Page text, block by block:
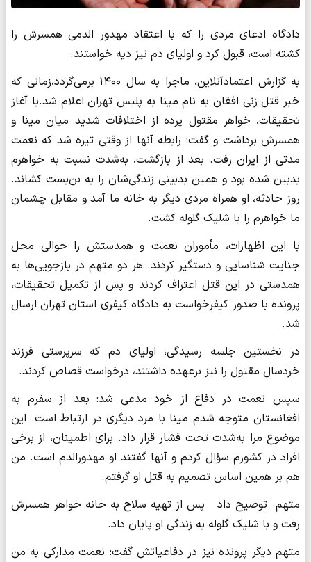
دادگاه ادعای مردی را که با اعتقاد مهدور الدمی همسرش را
کشته است، قبول کرد و اولیای دم نیز دیه خواستند.
به گزارش اعتمادآنلاین، ماجرا به سال ۱۴۰۰ برمی‌گردد،زمانی که
خبر قتل زنی افغان به نام مینا به پلیس تهران اعلام شد.با آغاز
تحقیقات، خواهر مقتول پرده از اختلافات شدید میان مینا و
همسرش برداشت و گفت: رابطه آنها از وقتی تیره شد که نعمت
مدتی از ایران رفت. بعد از بازگشت، به‌شدت نسبت به خواهرم
بدبین شده بود و همین بدبینی زندگی‌شان را به بن‌بست کشاند.
روز حادثه، او همراه مردی دیگر به خانه ما آمد و مقابل چشمان
ما خواهرم را با شلیک گلوله کشت.
با این اظهارات، مأموران نعمت و همدستش را حوالی محل
جنایت شناسایی و دستگیر کردند. هر دو متهم در بازجویی‌ها به
همدستی در این قتل اعتراف کردند و پس از تکمیل تحقیقات،
پرونده با صدور کیفرخواست به دادگاه کیفری استان تهران ارسال
شد.
در نخستین جلسه رسیدگی، اولیای دم که سرپرستی فرزند
خردسال مقتول را نیز برعهده داشتند، درخواست قصاص کردند.
سپس نعمت در دفاع از خود مدعی شد: بعد از سفرم به
افغانستان متوجه شدم مینا با مرد دیگری در ارتباط است. این
موضوع مرا به‌شدت تحت فشار قرار داد. برای اطمینان، از برخی
افراد در کشورم سؤال کردم و آنها گفتند او مهدورالدم است. من
هم بر همین اساس تصمیم به قتل او گرفتم.
متهم توضیح داد پس از تهیه سلاح به خانه خواهر همسرش
رفت و با شلیک گلوله به زندگی او پایان داد.
متهم دیگر پرونده نیز در دفاعیاتش گفت: نعمت مدارکی به من